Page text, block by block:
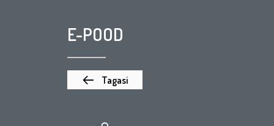
E-POOD
Tagasi